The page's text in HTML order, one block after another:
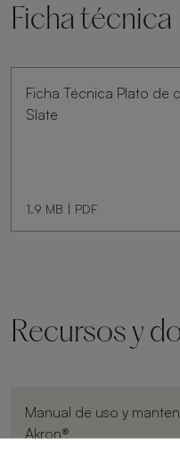
Ficha técnica
Ficha Técnica Plato de
Slate
1.9 MB | PDF
Recursos y
Manual de uso y
Akron®